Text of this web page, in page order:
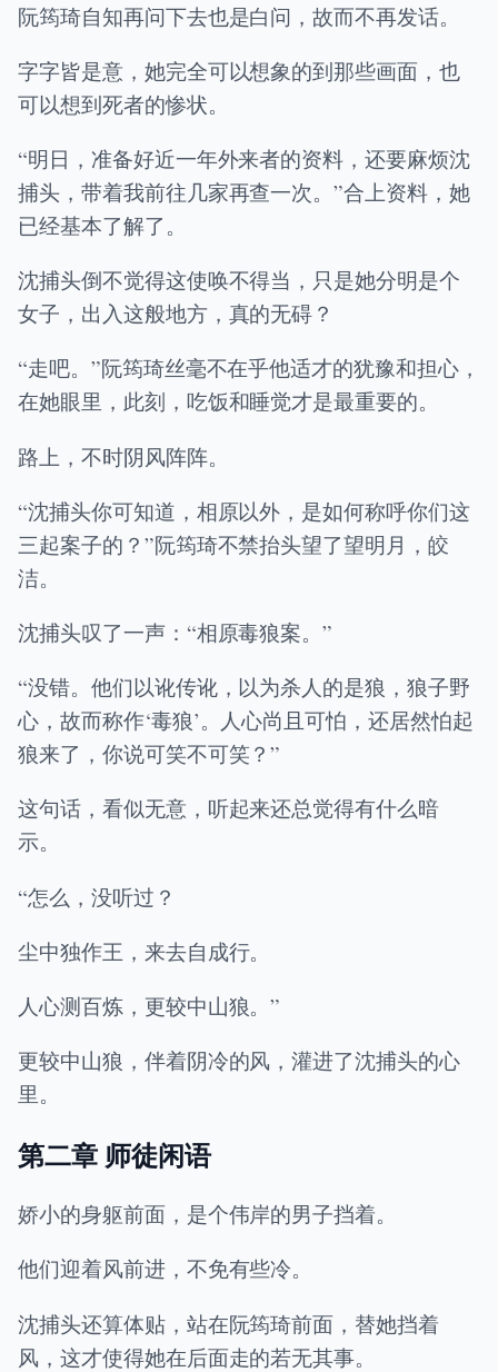
阮筠琦自知再问下去也是白问，故而不再发话。
字字皆是意，她完全可以想象的到那些画面，也
可以想到死者的惨状。
“明日，准备好近一年外来者的资料，还要麻烦沈
捕头，带着我前往几家再查一次。”合上资料，她
已经基本了解了。
沈捕头倒不觉得这使唤不得当，只是她分明是个
女子，出入这般地方，真的无碍？
“走吧。”阮筠琦丝毫不在乎他适才的犹豫和担心，
在她眼里，此刻，吃饭和睡觉才是最重要的。
路上，不时阴风阵阵。
“沈捕头你可知道，相原以外，是如何称呼你们这
三起案子的？”阮筠琦不禁抬头望了望明月，皎
洁。
沈捕头叹了一声：“相原毒狼案。”
“没错。他们以讹传讹，以为杀人的是狼，狼子野
心，故而称作‘毒狼’。人心尚且可怕，还居然怕起
狼来了，你说可笑不可笑？”
这句话，看似无意，听起来还总觉得有什么暗
示。
“怎么，没听过？
尘中独作王，来去自成行。
人心测百炼，更较中山狼。”
更较中山狼，伴着阴冷的风，灌进了沈捕头的心
里。
第二章 师徒闲语
娇小的身躯前面，是个伟岸的男子挡着。
他们迎着风前进，不免有些冷。
沈捕头还算体贴，站在阮筠琦前面，替她挡着
风，这才使得她在后面走的若无其事。